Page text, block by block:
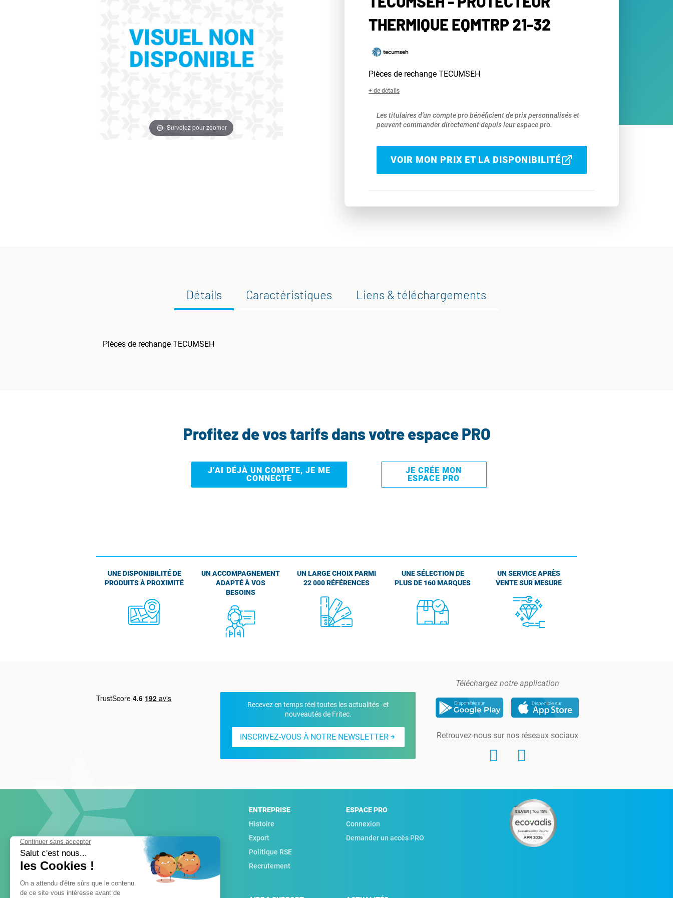
Survolez pour zoomer
THERMIQUE EQMTRP 21-32
Pièces de rechange TECUMSEH
+ de détails
Les titulaires d'un compte pro bénéficient de prix personnalisés et
peuvent commander directement depuis leur espace pro.
VOIR MON PRIX ET LA DISPONIBILITÉ
Détails Caractéristiques Liens & téléchargements
Pièces de rechange TECUMSEH
Profitez de vos tarifs dans votre espace PRO
J’AI DÉJÀ UN COMPTE, JE ME
CONNECTE
JE CRÉE MON
ESPACE PRO
UNE DISPONIBILITÉ DE
PRODUITS À PROXIMITÉ
UN ACCOMPAGNEMENT
ADAPTÉ À VOS
BESOINS
UN LARGE CHOIX PARMI
22 000 RÉFÉRENCES
UNE SÉLECTION DE
PLUS DE 160 MARQUES
UN SERVICE APRÈS
VENTE SUR MESURE
Recevez en temps réel toutes les actualités et
nouveautés de Fritec.
INSCRIVEZ-VOUS À NOTRE NEWSLETTER
Téléchargez notre application
Retrouvez-nous sur nos réseaux sociaux
ENTREPRISE
Histoire
Export
Politique RSE
Recrutement
ESPACE PRO
Connexion
Demander un accès PRO